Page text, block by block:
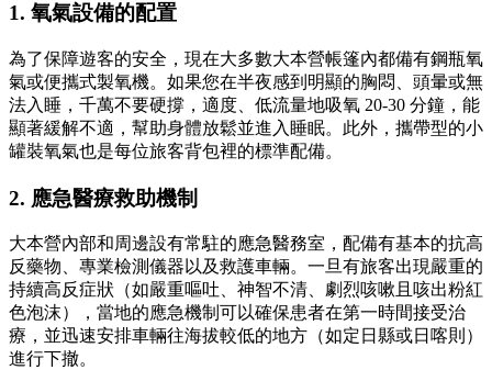
1. 氧氣設備的配置
為了保障遊客的安全，現在大多數大本營帳篷內都備有鋼瓶氧
氣或便攜式製氧機。如果您在半夜感到明顯的胸悶、頭暈或無
法入睡，千萬不要硬撐，適度、低流量地吸氧 20-30 分鐘，能
顯著緩解不適，幫助身體放鬆並進入睡眠。此外，攜帶型的小
罐裝氧氣也是每位旅客背包裡的標準配備。
2. 應急醫療救助機制
大本營內部和周邊設有常駐的應急醫務室，配備有基本的抗高
反藥物、專業檢測儀器以及救護車輛。一旦有旅客出現嚴重的
持續高反症狀（如嚴重嘔吐、神智不清、劇烈咳嗽且咳出粉紅
色泡沫），當地的應急機制可以確保患者在第一時間接受治
療，並迅速安排車輛往海拔較低的地方（如定日縣或日喀則）
進行下撤。